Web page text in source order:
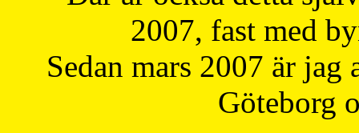
2007, fast med
Sedan mars 2007 är
Göteborg